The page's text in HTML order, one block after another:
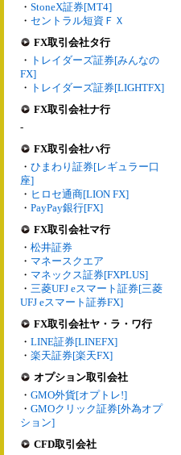
・ StoneX証券[MT4]
・ セントラル短資ＦＸ
FX取引会社タ行
・ トレイダーズ証券[みんなの
FX]
・ トレイダーズ証券[LIGHTFX]
FX取引会社ナ行
-
FX取引会社ハ行
・ ひまわり証券[レギュラー口
座]
・ ヒロセ通商[LION FX]
・ PayPay銀行[FX]
FX取引会社マ行
・ 松井証券
・ マネースクエア
・ マネックス証券[FXPLUS]
・ 三菱UFJ eスマート証券[三菱
UFJ eスマート証券FX]
FX取引会社ヤ・ラ・ワ行
・ LINE証券[LINEFX]
・ 楽天証券[楽天FX]
オプション取引会社
・ GMO外貨[オプトレ!]
・ GMOクリック証券[外為オプ
ション]
CFD取引会社